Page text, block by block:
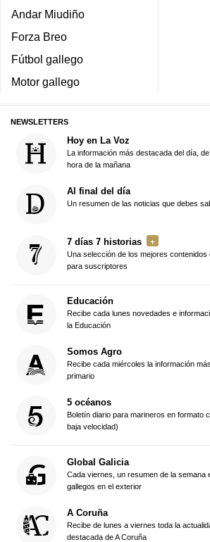
Andar Miudiño
Forza Breo
Fútbol gallego
Motor gallego
NEWSLETTERS
Hoy en La Voz
La información más destacada del día,
hora de la mañana
Al final del día
Un resumen de las noticias que debes
7 días 7 historias
Una selección de los mejores
para suscriptores
Educación
Recibe cada lunes novedades e
la Educación
Somos Agro
Recibe cada miércoles la información
primario
5 océanos
Boletín diario para marineros en formato
baja velocidad)
Global Galicia
Cada viernes, un resumen de la semana
gallegos en el exterior
A Coruña
Recibe de lunes a viernes toda la
destacada de A Coruña